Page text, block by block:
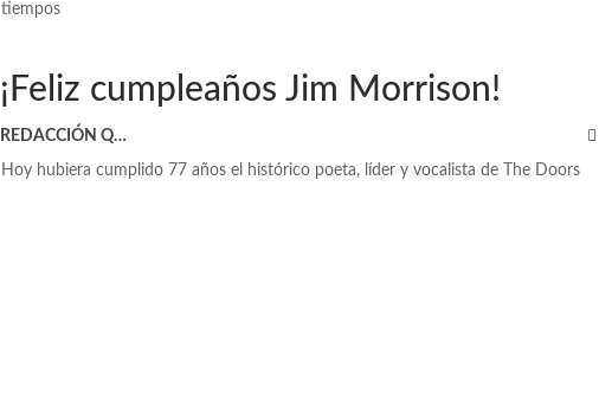
tiempos
¡Feliz cumpleaños Jim Morrison!
REDACCIÓN QRP
Hoy hubiera cumplido 77 años el histórico poeta, líder y vocalista de The Doors